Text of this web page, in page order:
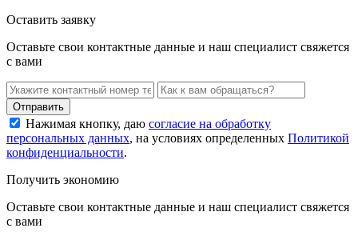
Оставить заявку
Оставьте свои контактные данные и наш специалист свяжется
с вами
Нажимая кнопку, даю согласие на обработку
персональных данных, на условиях определенных Политикой
конфиденциальности.
Получить экономию
Оставьте свои контактные данные и наш специалист свяжется
с вами